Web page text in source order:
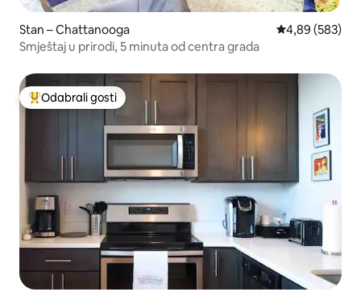
Stan – Chattanooga Prosječna
4,89 (583)
Smještaj u prirodi, 5 minuta od centra grada
Među najviše rangiranima s oznakom „Odabrali gosti”
Odabrali gosti